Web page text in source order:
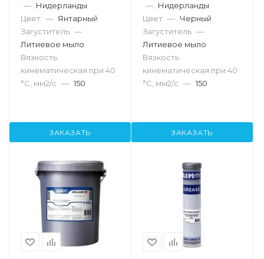
— Нидерланды
Цвет — Янтарный
Загуститель —
Литиевое мыло
Вязкость
кинематическая при 40
°С, мм2/с — 150
ЗАКАЗАТЬ
— Нидерланды
Цвет — Черный
Загуститель —
Литиевое мыло
Вязкость
кинематическая при 40
°С, мм2/с — 150
ЗАКАЗАТЬ